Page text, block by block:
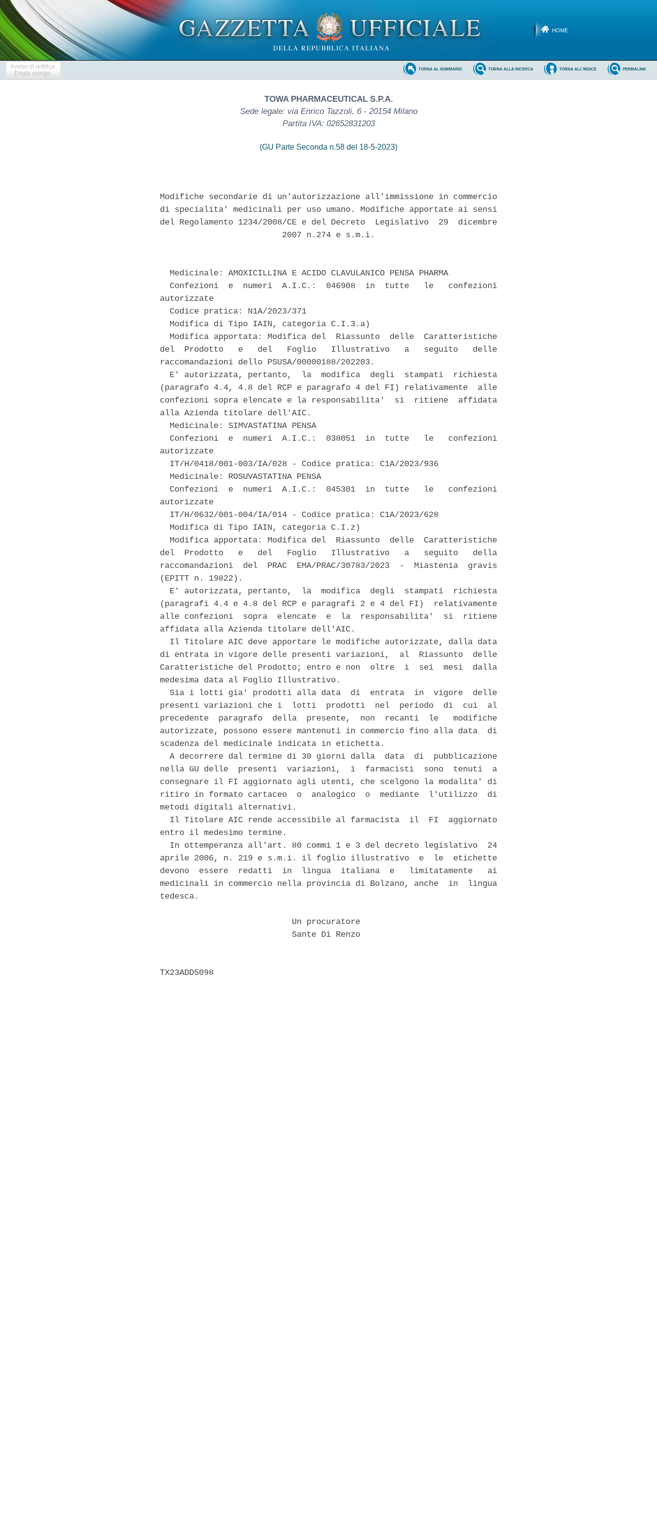
HOME
Avviso di rettifica
Errata corrige
PERMALINK
TORNA ALL'INDICE
TORNA ALLA RICERCA
TORNA AL SOMMARIO
TOWA PHARMACEUTICAL S.P.A.
Sede legale: via Enrico Tazzoli, 6 - 20154 Milano
Partita IVA: 02652831203
(GU Parte Seconda n.58 del 18-5-2023)
Modifiche secondarie di un'autorizzazione all'immissione in commercio
di specialita' medicinali per uso umano. Modifiche apportate ai sensi
del Regolamento 1234/2008/CE e del Decreto  Legislativo  29  dicembre
                         2007 n.274 e s.m.i.
  Medicinale: AMOXICILLINA E ACIDO CLAVULANICO PENSA PHARMA
  Confezioni  e  numeri  A.I.C.:  046908  in  tutte   le   confezioni
autorizzate
  Codice pratica: N1A/2023/371
  Modifica di Tipo IAIN, categoria C.I.3.a)
  Modifica apportata: Modifica del  Riassunto  delle  Caratteristiche
del  Prodotto   e   del   Foglio   Illustrativo   a   seguito   delle
raccomandazioni dello PSUSA/00000188/202203.
  E' autorizzata, pertanto,  la  modifica  degli  stampati  richiesta
(paragrafo 4.4, 4.8 del RCP e paragrafo 4 del FI) relativamente  alle
confezioni sopra elencate e la responsabilita'  si  ritiene  affidata
alla Azienda titolare dell'AIC.
  Medicinale: SIMVASTATINA PENSA
  Confezioni  e  numeri  A.I.C.:  038051  in  tutte   le   confezioni
autorizzate
  IT/H/0418/001-003/IA/028 - Codice pratica: C1A/2023/936
  Medicinale: ROSUVASTATINA PENSA
  Confezioni  e  numeri  A.I.C.:  045301  in  tutte   le   confezioni
autorizzate
  IT/H/0632/001-004/IA/014 - Codice pratica: C1A/2023/628
  Modifica di Tipo IAIN, categoria C.I.z)
  Modifica apportata: Modifica del  Riassunto  delle  Caratteristiche
del  Prodotto   e   del   Foglio   Illustrativo   a   seguito   della
raccomandazioni  del  PRAC  EMA/PRAC/30783/2023  -  Miastenia  gravis
(EPITT n. 19822).
  E' autorizzata, pertanto,  la  modifica  degli  stampati  richiesta
(paragrafi 4.4 e 4.8 del RCP e paragrafi 2 e 4 del FI)  relativamente
alle confezioni  sopra  elencate  e  la  responsabilita'  si  ritiene
affidata alla Azienda titolare dell'AIC.
  Il Titolare AIC deve apportare le modifiche autorizzate, dalla data
di entrata in vigore delle presenti variazioni,  al  Riassunto  delle
Caratteristiche del Prodotto; entro e non  oltre  i  sei  mesi  dalla
medesima data al Foglio Illustrativo.
  Sia i lotti gia' prodotti alla data  di  entrata  in  vigore  delle
presenti variazioni che i  lotti  prodotti  nel  periodo  di  cui  al
precedente  paragrafo  della  presente,  non  recanti  le   modifiche
autorizzate, possono essere mantenuti in commercio fino alla data  di
scadenza del medicinale indicata in etichetta.
  A decorrere dal termine di 30 giorni dalla  data  di  pubblicazione
nella GU delle  presenti  variazioni,  i  farmacisti  sono  tenuti  a
consegnare il FI aggiornato agli utenti, che scelgono la modalita' di
ritiro in formato cartaceo  o  analogico  o  mediante  l'utilizzo  di
metodi digitali alternativi.
  Il Titolare AIC rende accessibile al farmacista  il  FI  aggiornato
entro il medesimo termine.
  In ottemperanza all'art. 80 commi 1 e 3 del decreto legislativo  24
aprile 2006, n. 219 e s.m.i. il foglio illustrativo  e  le  etichette
devono  essere  redatti  in  lingua  italiana  e   limitatamente   ai
medicinali in commercio nella provincia di Bolzano, anche  in  lingua
tedesca.
                           Un procuratore
                           Sante Di Renzo